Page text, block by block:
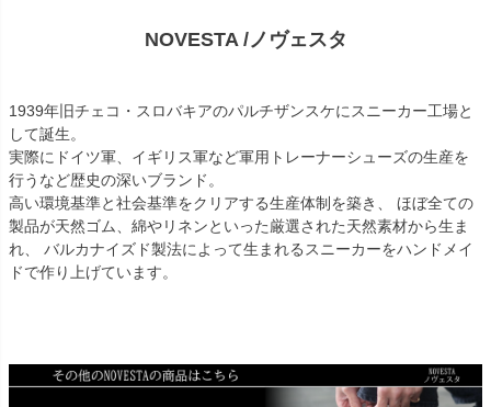
NOVESTA /ノヴェスタ
1939年旧チェコ・スロバキアのパルチザンスケにスニーカー工場と
して誕生。
実際にドイツ軍、イギリス軍など軍用トレーナーシューズの生産を
行うなど歴史の深いブランド。
高い環境基準と社会基準をクリアする生産体制を築き、 ほぼ全ての
製品が天然ゴム、綿やリネンといった厳選された天然素材から生ま
れ、 バルカナイズド製法によって生まれるスニーカーをハンドメイ
ドで作り上げています。